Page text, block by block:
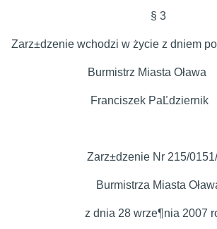
§ 3
Zarz±dzenie wchodzi w życie z dniem
Burmistrz Miasta Oława
Franciszek PaĽdziernik
Zarz±dzenie Nr 215/
Burmistrza Miasta
z dnia 28 wrze¶nia 2007